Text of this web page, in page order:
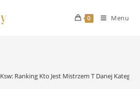
0 Menu
Ksw: Ranking Kto Jest Mistrzem T Danej